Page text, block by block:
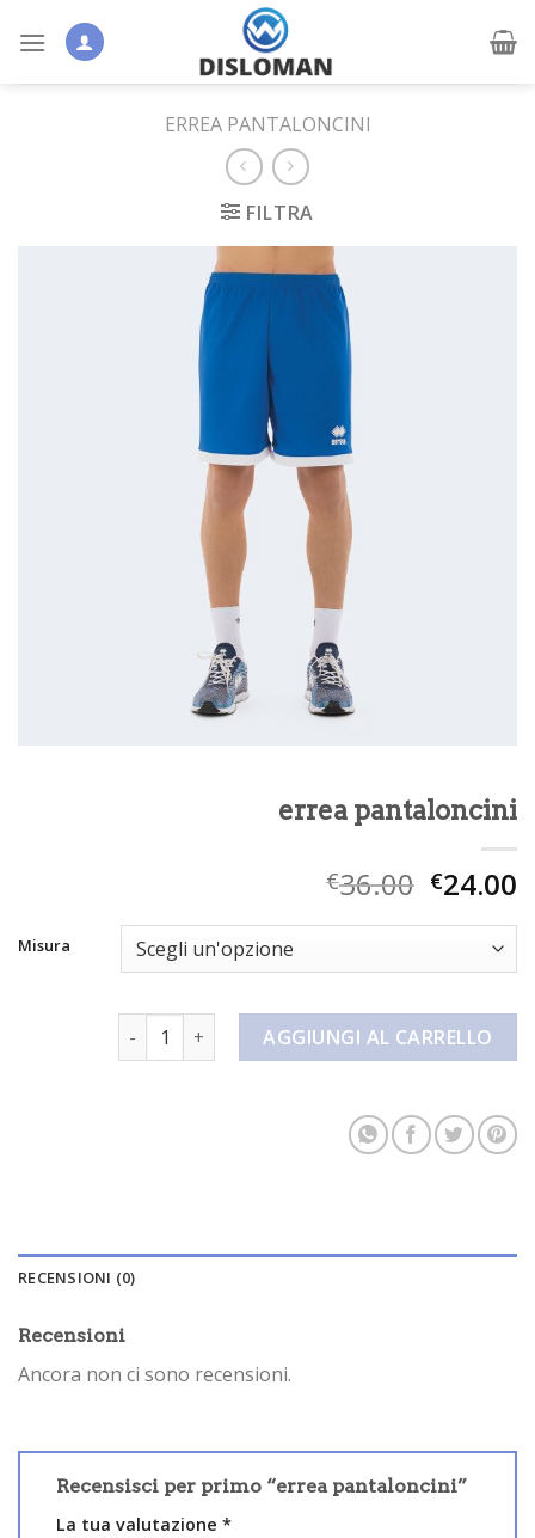
ERREA PANTALONCINI
FILTRA
errea pantaloncini
€36.00 €24.00
Misura
errea pantaloncini quantitàAGGIUNGI AL CARRELLO
RECENSIONI (0)
Recensioni
Ancora non ci sono recensioni.
Recensisci per primo “errea pantaloncini”
La tua valutazione *